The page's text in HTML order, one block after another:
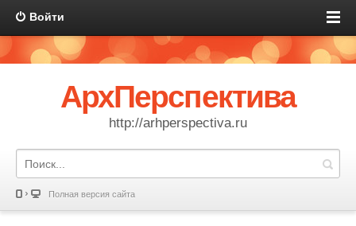
Войти
АрхПерспектива
http://arhperspectiva.ru
Полная версия сайта